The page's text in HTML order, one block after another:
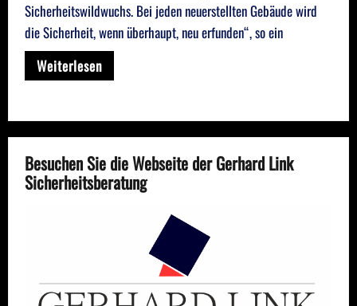
Sicherheitswildwuchs. Bei jeden neuerstellten Gebäude wird
die Sicherheit, wenn überhaupt, neu erfunden“, so ein
Weiterlesen
Besuchen Sie die Webseite der Gerhard Link
Sicherheitsberatung